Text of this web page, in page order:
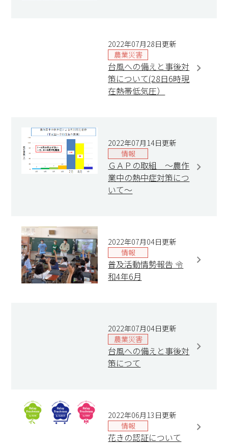
2022年07月28日更新
農業災害
台風への備えと事後対
策について(28日6時現
在熱帯低気圧）
2022年07月14日更新
情報
ＧＡＰの取組 ～農作
業中の熱中症対策につ
いて～
2022年07月04日更新
情報
普及活動情勢報告 令
和4年6月
2022年07月04日更新
農業災害
台風への備えと事後対
策につて
2022年06月13日更新
情報
花きの認証について